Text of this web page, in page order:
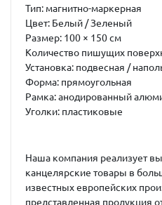
Тип: магнитно-маркерная
Цвет: Белый / Зеленый
Размер: 100 × 150 см
Количество пишущих
Установка: подвесная /
Форма: прямоугольная
Рамка:анодированный
Уголки: пластиковые
Наша компания реализует
канцелярские товары в
известных европейских
представленная продукция